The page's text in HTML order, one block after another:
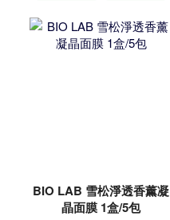
BIO LAB 雪松淨透香薰凝
晶面膜 1盒/5包